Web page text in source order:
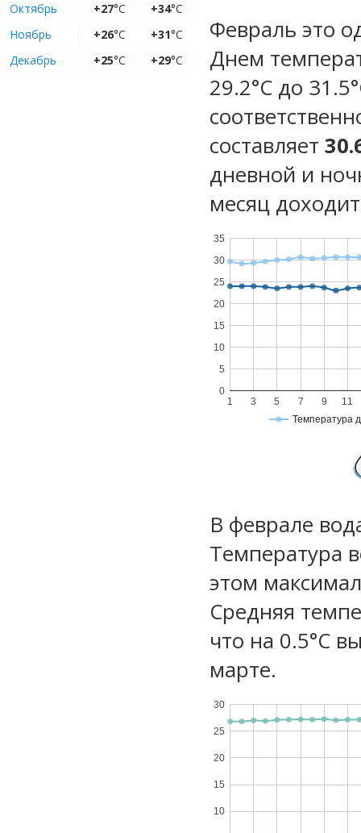
Октябрь
+27°C +34°C
Ноябрь
+26°C +31°C
Декабрь
+25°C +29°C
Февраль это
Днем
29.2°C до
составляет
дневной и
месяц
Температура
1 3 5 7 9 11
0
5
10
15
20
25
30
35
В феврале
Температура
этом
Средняя
что на 0.5°C
марте.
10
15
20
25
30